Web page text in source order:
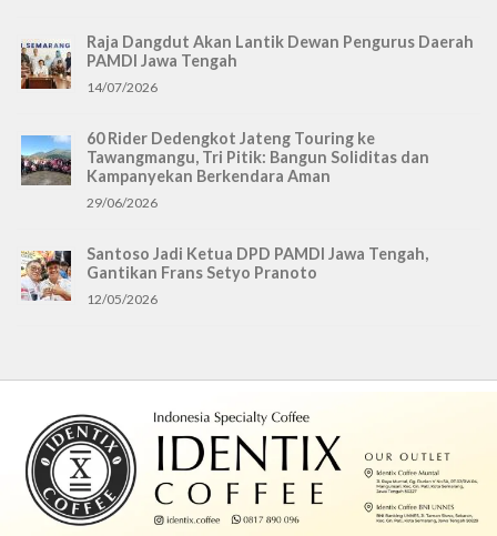
Raja Dangdut Akan Lantik Dewan Pengurus Daerah
PAMDI Jawa Tengah
14/07/2026
60 Rider Dedengkot Jateng Touring ke
Tawangmangu, Tri Pitik: Bangun Soliditas dan
Kampanyekan Berkendara Aman
29/06/2026
Santoso Jadi Ketua DPD PAMDI Jawa Tengah,
Gantikan Frans Setyo Pranoto
12/05/2026